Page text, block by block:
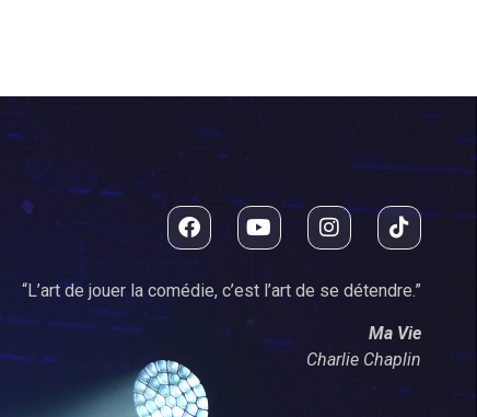
“L’art de jouer la comédie, c’est l’art de se détendre.”
Ma Vie
Charlie Chaplin